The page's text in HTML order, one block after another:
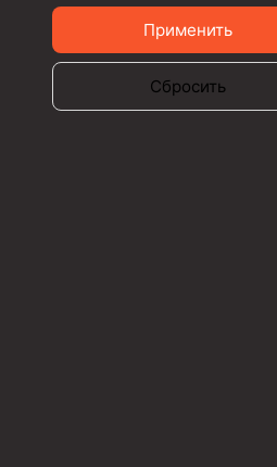
Муфты для обсадных труб
Муфта ОТТГ 245
Применить
Сбросить